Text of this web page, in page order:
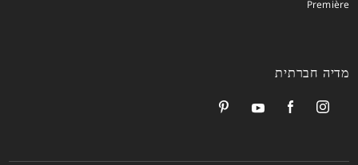
Première
מדיה חברתית